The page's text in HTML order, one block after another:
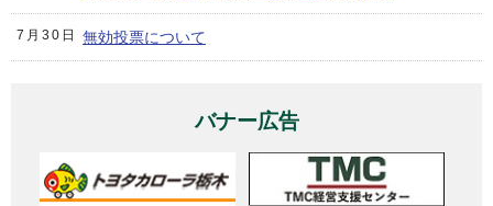
7月30日 無効投票について
バナー広告